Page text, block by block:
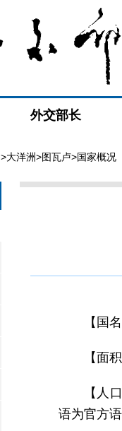
外交部长
>大洋洲>图瓦卢>国家概况
【国
【面
【人
语为官方